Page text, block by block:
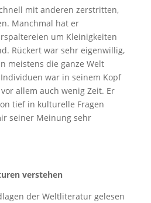
mit anderen zerstritten,
Manchmal hat er
um Kleinigkeiten
Rückert war sehr eigenwillig,
meistens die ganze Welt
war in seinem Kopf
allem auch wenig Zeit. Er
tief in kulturelle Fragen
seiner Meinung sehr
verstehen
der Weltliteratur gelesen